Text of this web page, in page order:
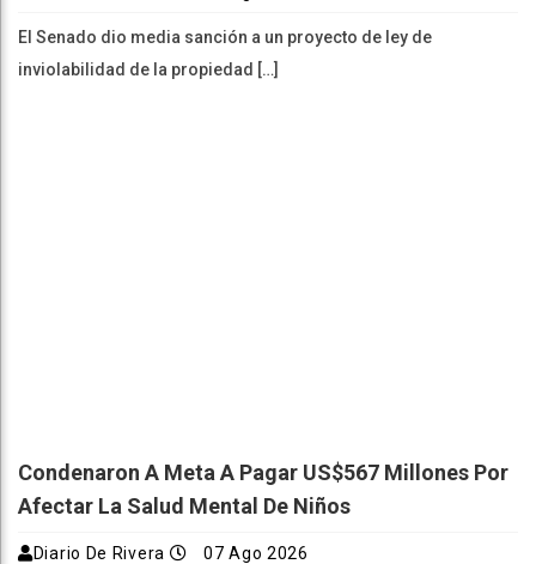
El Senado dio media sanción a un proyecto de ley de
inviolabilidad de la propiedad […]
Condenaron A Meta A Pagar US$567 Millones Por
Afectar La Salud Mental De Niños
Diario De Rivera 07 Ago 2026